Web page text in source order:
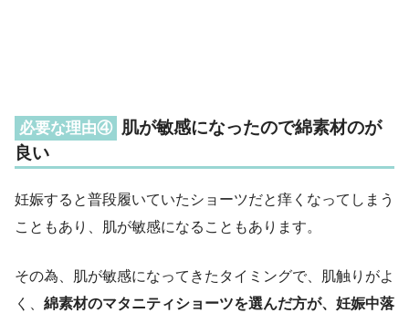
必要な理由④ 肌が敏感になったので綿素材のが
良い
妊娠すると普段履いていたショーツだと痒くなってしまう
こともあり、肌が敏感になることもあります。
その為、肌が敏感になってきたタイミングで、肌触りがよ
く、 綿素材のマタニティショーツを選んだ方が、妊娠中落